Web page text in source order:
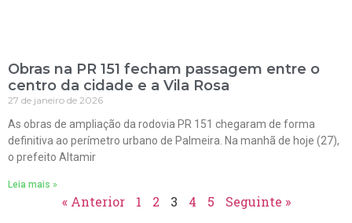
Obras na PR 151 fecham passagem entre o
centro da cidade e a Vila Rosa
27 de janeiro de 2026
As obras de ampliação da rodovia PR 151 chegaram de forma
definitiva ao perímetro urbano de Palmeira. Na manhã de hoje (27),
o prefeito Altamir
Leia mais »
« Anterior 1 2 3 4 5 Seguinte »